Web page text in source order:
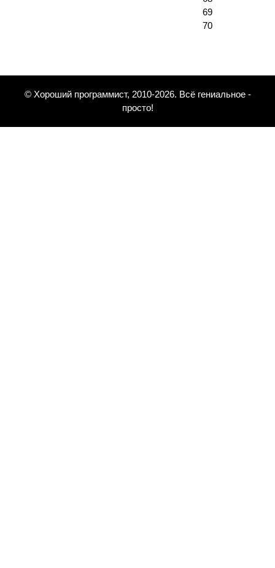
69
70
© Хороший программист, 2010-2026. Всё гениальное -
просто!